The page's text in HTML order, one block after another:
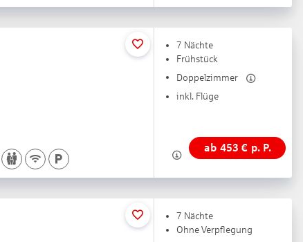
7 Nächte
Frühstück
Doppelzimmer
inkl. Flüge
ab 453 € p. P.
7 Nächte
Ohne Verpflegung